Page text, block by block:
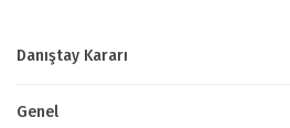
Danıştay Kararı
Genel